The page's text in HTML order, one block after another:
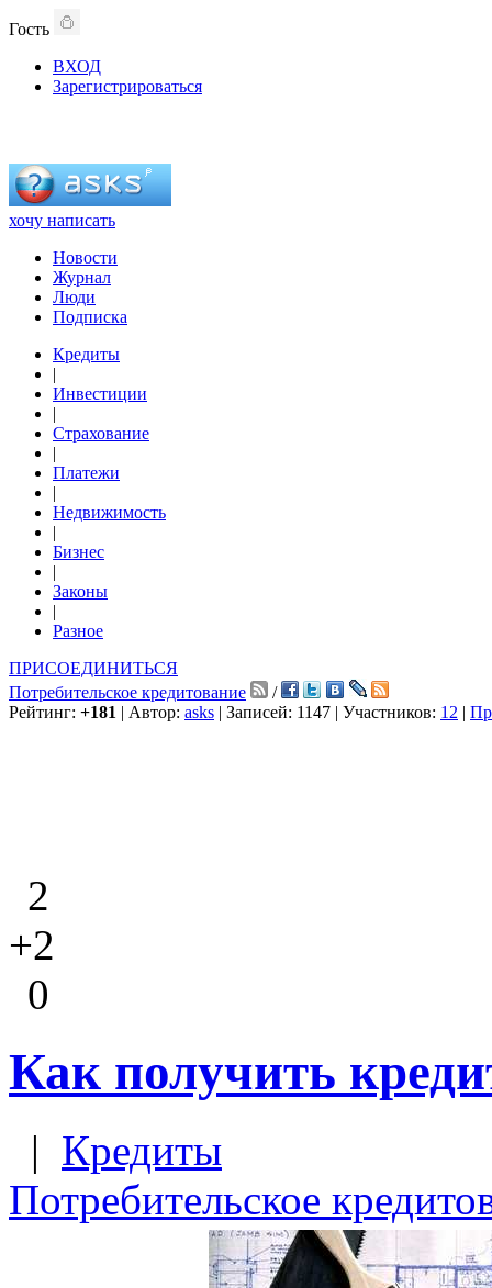
Гость
ВХОД
Зарегистрироваться
хочу написать
Новости
Журнал
Люди
Подписка
Кредиты
|
Инвестиции
|
Страхование
|
Платежи
|
Недвижимость
|
Бизнес
|
Законы
|
Разное
ПРИСОЕДИНИТЬСЯ
Потребительское кредитование
/
Рейтинг: +181 | Автор: asks | Записей: 1147 | Участников: 12 |
2
+2
0
Как получить
| Кредиты
Потребительское